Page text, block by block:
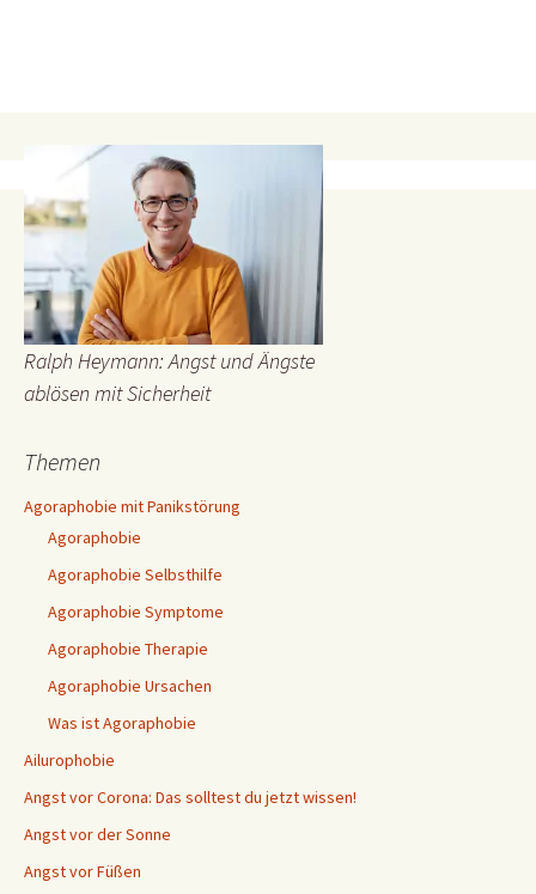
Ralph Heymann: Angst und Ängste
ablösen mit Sicherheit
Themen
Agoraphobie mit Panikstörung
Agoraphobie
Agoraphobie Selbsthilfe
Agoraphobie Symptome
Agoraphobie Therapie
Agoraphobie Ursachen
Was ist Agoraphobie
Ailurophobie
Angst vor Corona: Das solltest du jetzt wissen!
Angst vor der Sonne
Angst vor Füßen